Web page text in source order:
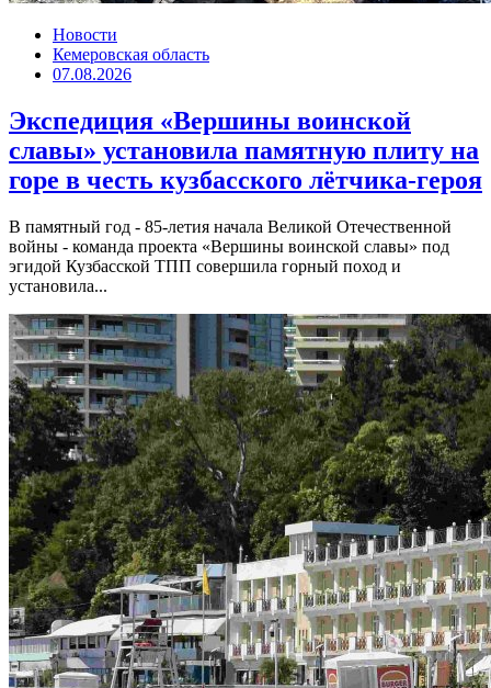
Новости
Кемеровская область
07.08.2026
Экспедиция «Вершины воинской
славы» установила памятную плиту на
горе в честь кузбасского лётчика-героя
В памятный год - 85-летия начала Великой Отечественной
войны - команда проекта «Вершины воинской славы» под
эгидой Кузбасской ТПП совершила горный поход и
установила...